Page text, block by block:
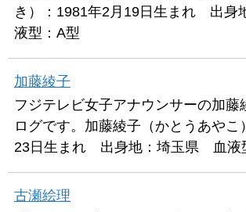
き）：1981年2月19日生まれ 出身
液型：A型
加藤綾子
フジテレビ女子アナウンサーの加藤
ログです。加藤綾子（かとうあやこ
23日生まれ 出身地：埼玉県 血液
古瀬絵理